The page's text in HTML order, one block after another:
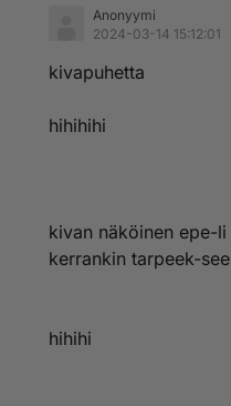
Anonyymi
2024-03-14 15:12:01
kivapuhetta
hihihihi
kivan näköinen epe-
kerrankin tarpeek-
hihihi